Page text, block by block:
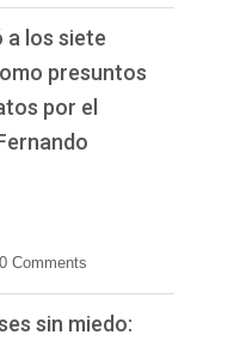
a los siete
presuntos
por el
0 Comments
sin miedo: